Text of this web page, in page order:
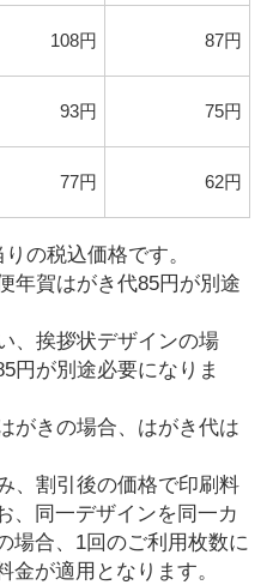
108円 87円
93円 75円
77円 62円
の税込価格です。
年賀はがき代85円が別途
、挨拶状デザインの場
円が別途必要になりま
がきの場合、はがき代は
、割引後の価格で印刷料
、同一デザインを同一カ
場合、1回のご利用枚数に
金が適用となります。